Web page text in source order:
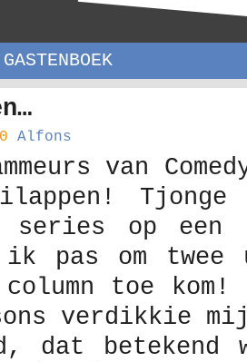
GASTENBOEK
Alfons
van
Tjonge
series op
ik pas om twee
toe
verdikkie
dat